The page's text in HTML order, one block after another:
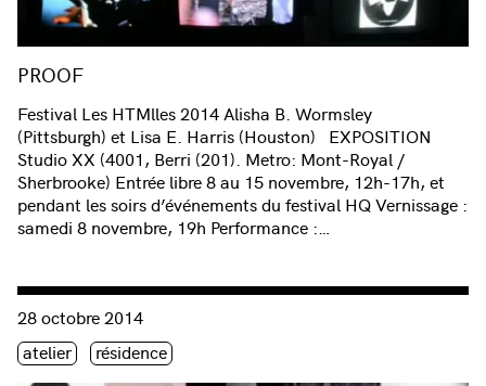
PROOF
Festival Les HTMlles 2014 Alisha B. Wormsley
(Pittsburgh) et Lisa E. Harris (Houston) EXPOSITION
Studio XX (4001, Berri (201). Metro: Mont-Royal /
Sherbrooke) Entrée libre 8 au 15 novembre, 12h-17h, et
pendant les soirs d’événements du festival HQ Vernissage :
samedi 8 novembre, 19h Performance :…
Consulter « PROOF : l’atelier | Lisa E. Harris & Alisha B.
28 octobre 2014
Étiquette(s)
atelier résidence